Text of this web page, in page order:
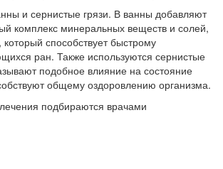
и сернистые грязи. В ванны добавляют
комплекс минеральных веществ и солей,
способствует быстрому
ран. Также используются сернистые
подобное влияние на состояние
общему оздоровлению организма.
подбираются врачами